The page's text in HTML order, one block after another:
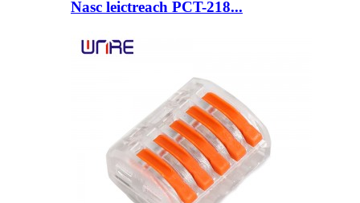
Nasc leictreach PCT-218...